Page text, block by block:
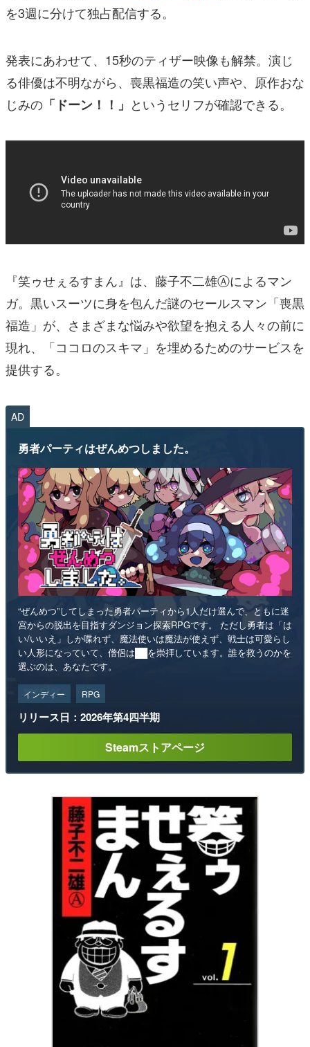
を3週に分けて独占配信する。
発表にあわせて、15秒のティザー映像も解禁。演じ
る俳優は不明ながら、喪黒福造の笑い声や、原作おな
じみの 「ドーン！！」 というセリフが確認できる。
『笑ゥせぇるすまん』は、藤子不二雄Ⓐによるマン
ガ。黒いスーツに身を包んだ謎のセールスマン「喪黒
福造」が、さまざまな悩みや欲望を抱える人々の前に
現れ、「ココロのスキマ」を埋めるためのサービスを
提供する。
AD
勇者パーティはぜんめつしました。
“ぜんめつ”してしまった勇者パーティから1人だけ選んで、ともに迷
宮からの脱出を目指すダンジョン探索RPGです。 ただし勇者は「は
い/いいえ」しか喋れず、魔法使いは魔法が使えず、戦士は可愛らし
い人形になっていて、僧侶は██を崇拝しています。誰を救うのかを
選ぶのは、あなたです。
インディー RPG
リリース日：2026年第4四半期
Steamストアページ